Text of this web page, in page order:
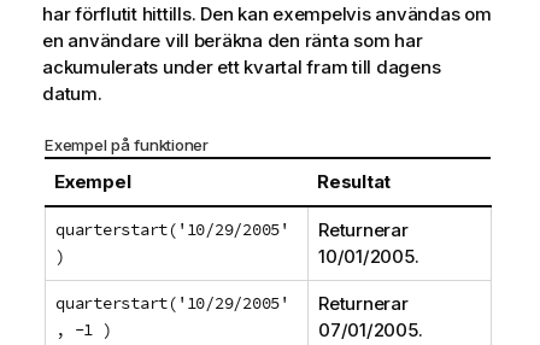
har förflutit hittills. Den kan exempelvis användas om
en användare vill beräkna den ränta som har
ackumulerats under ett kvartal fram till dagens
datum.
Exempel på funktioner
Exempel Resultat
quarterstart('10/29/2005'
)
Returnerar
10/01/2005.
quarterstart('10/29/2005'
, -1 )
Returnerar
07/01/2005.